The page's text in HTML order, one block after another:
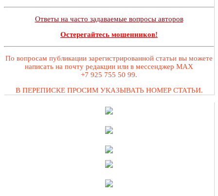
Ответы на часто задаваемые вопросы авторов
Остерегайтесь мошенников!
По вопросам публикации зарегистрированной статьи вы можете
написать на почту редакции или в мессенджер MAX
+7 925 755 50 99.
В ПЕРЕПИСКЕ ПРОСИМ УКАЗЫВАТЬ НОМЕР СТАТЬИ.